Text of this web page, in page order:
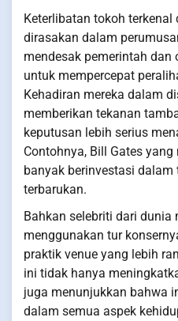
Keterlibatan tokoh
dirasakan dalam
mendesak pemerintah
untuk mempercepat
Kehadiran mereka dalam
memberikan tekanan
keputusan lebih serius
Contohnya, Bill Gates
banyak berinvestasi
terbarukan.
Bahkan selebriti dari dunia
menggunakan tur
praktik venue yang lebih
ini tidak hanya
juga menunjukkan bahwa
dalam semua aspek